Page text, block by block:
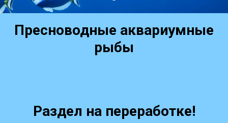
Пресноводные аквариумные
рыбы
Раздел на переработке!